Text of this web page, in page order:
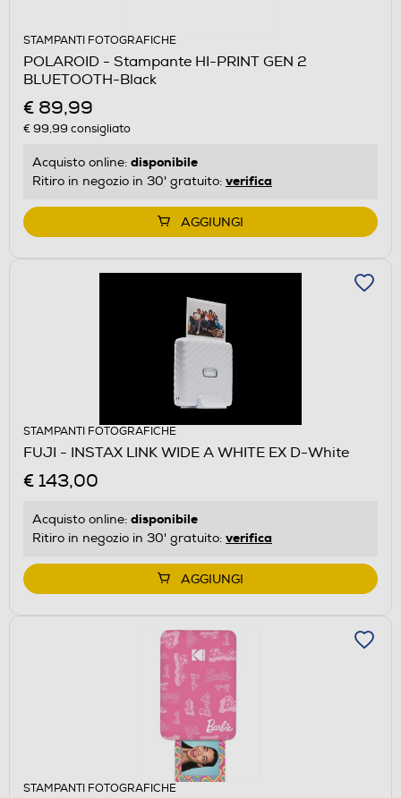
STAMPANTI FOTOGRAFICHE
POLAROID - Stampante HI-PRINT GEN 2
BLUETOOTH-Black
€ 89,99
€ 99,99 consigliato
Acquisto online: disponibile
Ritiro in negozio in 30' gratuito: verifica
AGGIUNGI
STAMPANTI FOTOGRAFICHE
FUJI - INSTAX LINK WIDE A WHITE EX D-White
€ 143,00
Acquisto online: disponibile
Ritiro in negozio in 30' gratuito: verifica
AGGIUNGI
STAMPANTI FOTOGRAFICHE